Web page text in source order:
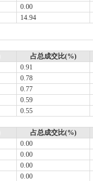
0.00
14.94
占总成交比(%)
0.91
0.78
0.77
0.59
0.55
占总成交比(%)
0.00
0.00
0.00
0.00